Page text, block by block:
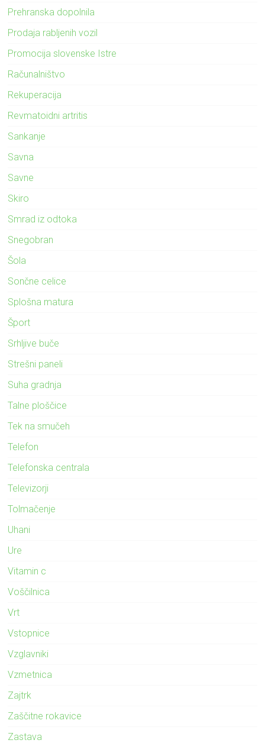
Prehranska dopolnila
Prodaja rabljenih vozil
Promocija slovenske Istre
Računalništvo
Rekuperacija
Revmatoidni artritis
Sankanje
Savna
Savne
Skiro
Smrad iz odtoka
Snegobran
Šola
Sončne celice
Splošna matura
Šport
Srhljive buče
Strešni paneli
Suha gradnja
Talne ploščice
Tek na smučeh
Telefon
Telefonska centrala
Televizorji
Tolmačenje
Uhani
Ure
Vitamin c
Voščilnica
Vrt
Vstopnice
Vzglavniki
Vzmetnica
Zajtrk
Zaščitne rokavice
Zastava